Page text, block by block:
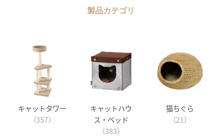
製品カテゴリ
キャットタワー
（357）
キャットハウ
ス・ベッド
（383）
猫ちぐら
（21）